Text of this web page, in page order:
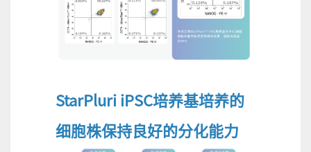
StarPluri iPSC培养基培养的
细胞株保持良好的分化能力